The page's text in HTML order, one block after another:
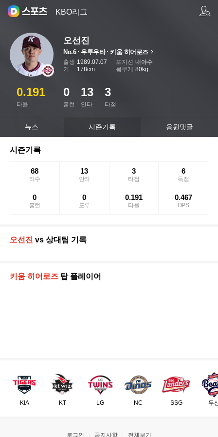
KBO리그
오선진
No.6 우투우타 키움 히어로즈
출생 1989.07.07
키
178cm
포지션 내야수
몸무게 80kg
타율
0.191
홈런
0
안타
13
타점
3
뉴스 시즌기록 응원댓글
시즌기록
타수
68
안타
13
타점
3
득점
6
홈런
0
도루
0
타율
0.191
OPS
0.467
오선진 vs 상대팀 기록
키움 히어로즈 탑 플레이어
KIA KT LG NC SSG 두
로그인 공지사항 전체보기